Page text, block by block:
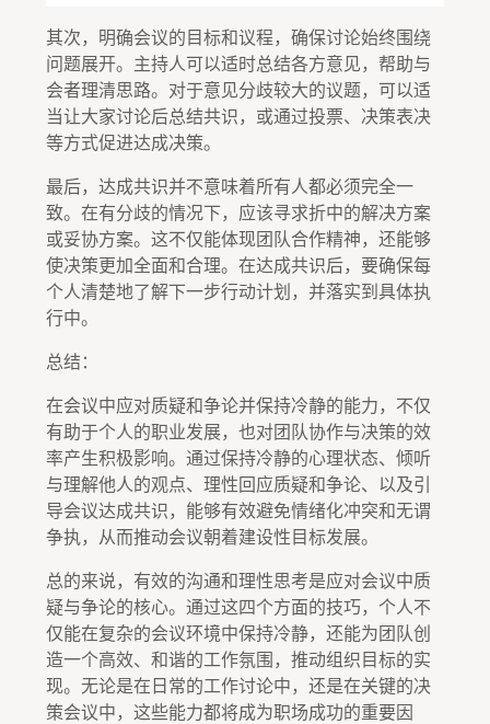
其次，明确会议的目标和议程，确保讨论始终围绕
问题展开。主持人可以适时总结各方意见，帮助与
会者理清思路。对于意见分歧较大的议题，可以适
当让大家讨论后总结共识，或通过投票、决策表决
等方式促进达成决策。
最后，达成共识并不意味着所有人都必须完全一
致。在有分歧的情况下，应该寻求折中的解决方案
或妥协方案。这不仅能体现团队合作精神，还能够
使决策更加全面和合理。在达成共识后，要确保每
个人清楚地了解下一步行动计划，并落实到具体执
行中。
总结：
在会议中应对质疑和争论并保持冷静的能力，不仅
有助于个人的职业发展，也对团队协作与决策的效
率产生积极影响。通过保持冷静的心理状态、倾听
与理解他人的观点、理性回应质疑和争论、以及引
导会议达成共识，能够有效避免情绪化冲突和无谓
争执，从而推动会议朝着建设性目标发展。
总的来说，有效的沟通和理性思考是应对会议中质
疑与争论的核心。通过这四个方面的技巧，个人不
仅能在复杂的会议环境中保持冷静，还能为团队创
造一个高效、和谐的工作氛围，推动组织目标的实
现。无论是在日常的工作讨论中，还是在关键的决
策会议中，这些能力都将成为职场成功的重要因